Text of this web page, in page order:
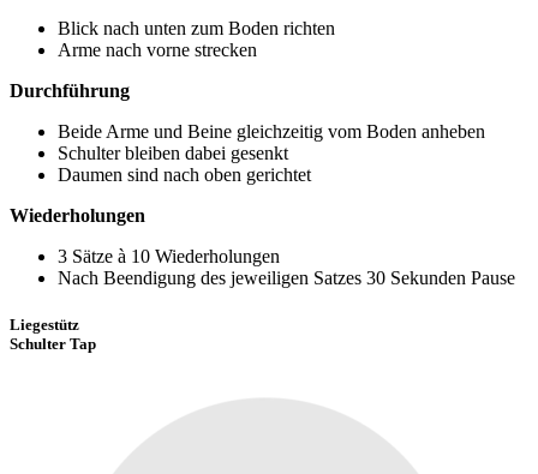
Blick nach unten zum Boden richten
Arme nach vorne strecken
Durchführung
Beide Arme und Beine gleichzeitig vom Boden anheben
Schulter bleiben dabei gesenkt
Daumen sind nach oben gerichtet
Wiederholungen
3 Sätze à 10 Wiederholungen
Nach Beendigung des jeweiligen Satzes 30 Sekunden Pause
Liegestütz
Schulter Tap